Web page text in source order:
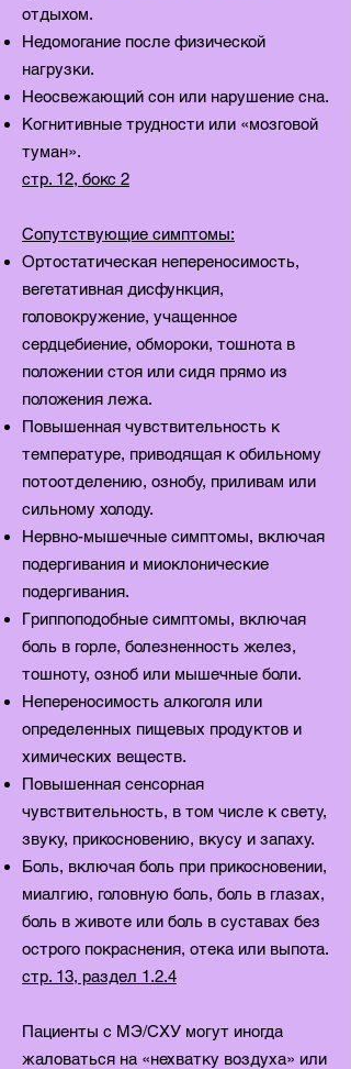
отдыхом.
Недомогание после физической
нагрузки.
Неосвежающий сон или нарушение сна.
Когнитивные трудности или «мозговой
туман».
стр. 12, бокс 2
Сопутствующие симптомы:
Ортостатическая непереносимость,
вегетативная дисфункция,
головокружение, учащенное
сердцебиение, обмороки, тошнота в
положении стоя или сидя прямо из
положения лежа.
Повышенная чувствительность к
температуре, приводящая к обильному
потоотделению, ознобу, приливам или
сильному холоду.
Нервно-мышечные симптомы, включая
подергивания и миоклонические
подергивания.
Гриппоподобные симптомы, включая
боль в горле, болезненность желез,
тошноту, озноб или мышечные боли.
Непереносимость алкоголя или
определенных пищевых продуктов и
химических веществ.
Повышенная сенсорная
чувствительность, в том числе к свету,
звуку, прикосновению, вкусу и запаху.
Боль, включая боль при прикосновении,
миалгию, головную боль, боль в глазах,
боль в животе или боль в суставах без
острого покраснения, отека или выпота.
стр. 13, раздел 1.2.4
Пациенты с MЭ/CХУ могут иногда
жаловаться на «нехватку воздуха» или